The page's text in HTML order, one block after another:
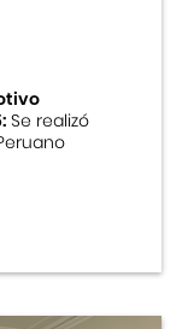
Se realizó